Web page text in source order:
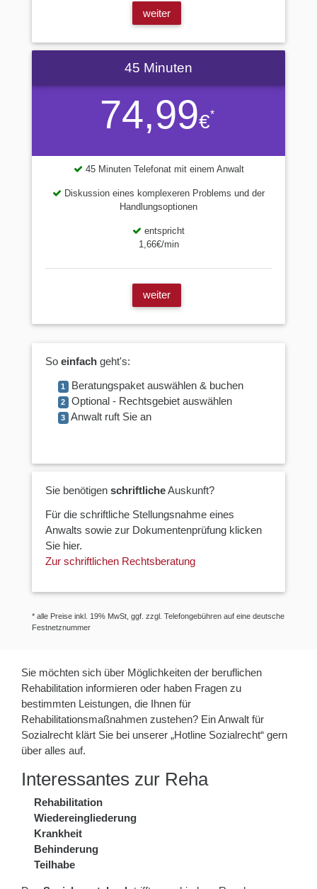
weiter
74,99€*
45 Minuten
45 Minuten Telefonat mit einem Anwalt
Diskussion eines komplexeren Problems und der
Handlungsoptionen
entspricht
1,66€/min
weiter
So einfachgeht's:
1 Beratungspaket auswählen & buchen
2 Optional - Rechtsgebiet auswählen
3 Anwalt ruft Sie an
Sie benötigen schriftlicheAuskunft?
Für die schriftliche Stellungsnahme eines
Anwalts sowie zur Dokumentenprüfung klicken
Sie hier.
Zur schriftlichen Rechtsberatung
* alle Preise inkl. 19% MwSt, ggf. zzgl. Telefongebühren auf eine deutsche
Festnetznummer
Sie möchten sich über Möglichkeiten der beruflichen
Rehabilitation informieren oder haben Fragen zu
bestimmten Leistungen, die Ihnen für
Rehabilitationsmaßnahmen zustehen? Ein Anwalt für
Sozialrecht klärt Sie bei unserer „Hotline Sozialrecht“ gern
über alles auf.
Interessantes zur Reha
Rehabilitation
Wiedereingliederung
Krankheit
Behinderung
Teilhabe